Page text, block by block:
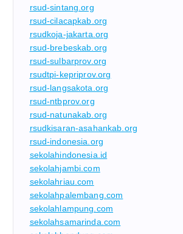
rsud-sintang.org
rsud-cilacapkab.org
rsudkoja-jakarta.org
rsud-brebeskab.org
rsud-sulbarprov.org
rsudtpi-kepriprov.org
rsud-langsakota.org
rsud-ntbprov.org
rsud-natunakab.org
rsudkisaran-asahankab.org
rsud-indonesia.org
sekolahindonesia.id
sekolahjambi.com
sekolahriau.com
sekolahpalembang.com
sekolahlampung.com
sekolahsamarinda.com